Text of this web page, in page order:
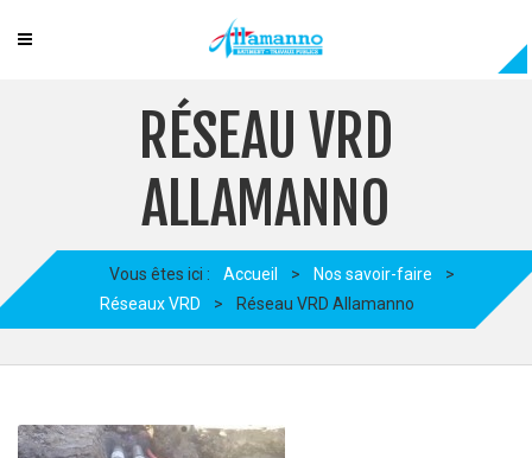
RÉSEAU VRD
ALLAMANNO
Vous êtes ici : Accueil > Nos savoir-faire
>
Réseaux VRD
> Réseau VRD Allamanno